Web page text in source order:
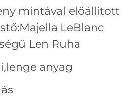
mintával előállított
Majella LeBlanc
Len Ruha
anyag